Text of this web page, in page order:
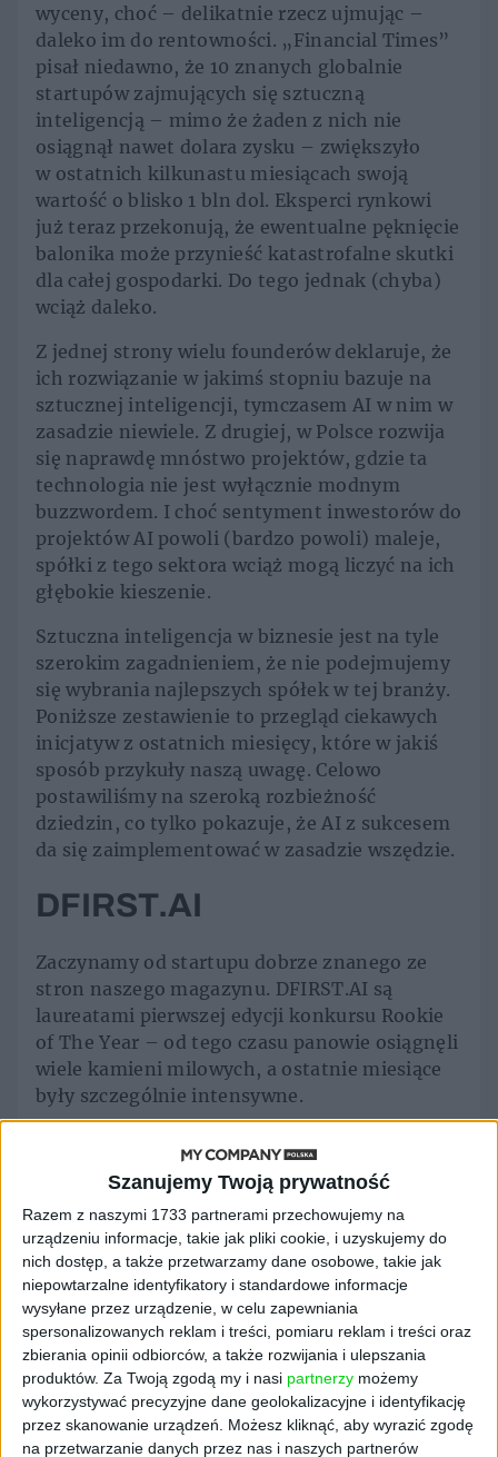
Szanujemy Twoją prywatność
Razem z naszymi 1733 partnerami przechowujemy na
urządzeniu informacje, takie jak pliki cookie, i uzyskujemy do
nich dostęp, a także przetwarzamy dane osobowe, takie jak
niepowtarzalne identyfikatory i standardowe informacje
wysyłane przez urządzenie, w celu zapewniania
spersonalizowanych reklam i treści, pomiaru reklam i treści oraz
zbierania opinii odbiorców, a także rozwijania i ulepszania
produktów. Za Twoją zgodą my i nasi partnerzy możemy
wykorzystywać precyzyjne dane geolokalizacyjne i identyfikację
przez skanowanie urządzeń. Możesz kliknąć, aby wyrazić zgodę
na przetwarzanie danych przez nas i naszych partnerów
wyceny, choć – delikatnie rzecz ujmując –
daleko im do rentowności. „Financial Times”
pisał niedawno, że 10 znanych globalnie
startupów zajmujących się sztuczną
inteligencją – mimo że żaden z nich nie
osiągnął nawet dolara zysku – zwiększyło
w ostatnich kilkunastu miesiącach swoją
wartość o blisko 1 bln dol. Eksperci rynkowi
już teraz przekonują, że ewentualne pęknięcie
balonika może przynieść katastrofalne skutki
dla całej gospodarki. Do tego jednak (chyba)
wciąż daleko.
Z jednej strony wielu founderów deklaruje, że
ich rozwiązanie w jakimś stopniu bazuje na
sztucznej inteligencji, tymczasem AI w nim w
zasadzie niewiele. Z drugiej, w Polsce rozwija
się naprawdę mnóstwo projektów, gdzie ta
technologia nie jest wyłącznie modnym
buzzwordem. I choć sentyment inwestorów do
projektów AI powoli (bardzo powoli) maleje,
spółki z tego sektora wciąż mogą liczyć na ich
głębokie kieszenie.
Sztuczna inteligencja w biznesie jest na tyle
szerokim zagadnieniem, że nie podejmujemy
się wybrania najlepszych spółek w tej branży.
Poniższe zestawienie to przegląd ciekawych
inicjatyw z ostatnich miesięcy, które w jakiś
sposób przykuły naszą uwagę. Celowo
postawiliśmy na szeroką rozbieżność
dziedzin, co tylko pokazuje, że AI z sukcesem
da się zaimplementować w zasadzie wszędzie.
DFIRST.AI
Zaczynamy od startupu dobrze znanego ze
stron naszego magazynu. DFIRST.AI są
laureatami pierwszej edycji konkursu Rookie
of The Year – od tego czasu panowie osiągnęli
wiele kamieni milowych, a ostatnie miesiące
były szczególnie intensywne.
platforma marketingowa AI zaprojektowana
do tworzenia całych treści marketingowych
na podstawie jednego briefu. Zamiast
rozproszonych narzędzi, DFIRST.AI
wykorzystuje współpracujący zespół
wyspecjalizowanych agentów AI – od
strategów po dyrektorów artystycznych.
Agenci ci autonomicznie obsługują cały
proces: przeprowadzają badania rynku,
definiują strategię, tworzą koncepcje
kreatywne i generują pełen pakiet gotowych